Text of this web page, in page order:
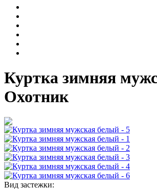
Куртка зимняя
Охотник
Вид застежки: